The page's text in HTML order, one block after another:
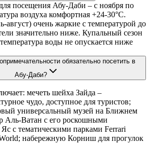
посещения Абу-Даби – с ноября по
воздуха комфортная +24-30°C.
очень жаркие с температурой до
значительно ниже. Купальный сезон
воды не опускается ниже
обязательно посетить в
Абу-Даби?
мечеть шейха Зайда –
чудо, доступное для туристов;
универсальный музей на Ближнем
Аль-Ватан с его роскошными
с тематическими парками Ferrari
набережную Корниш для прогулок